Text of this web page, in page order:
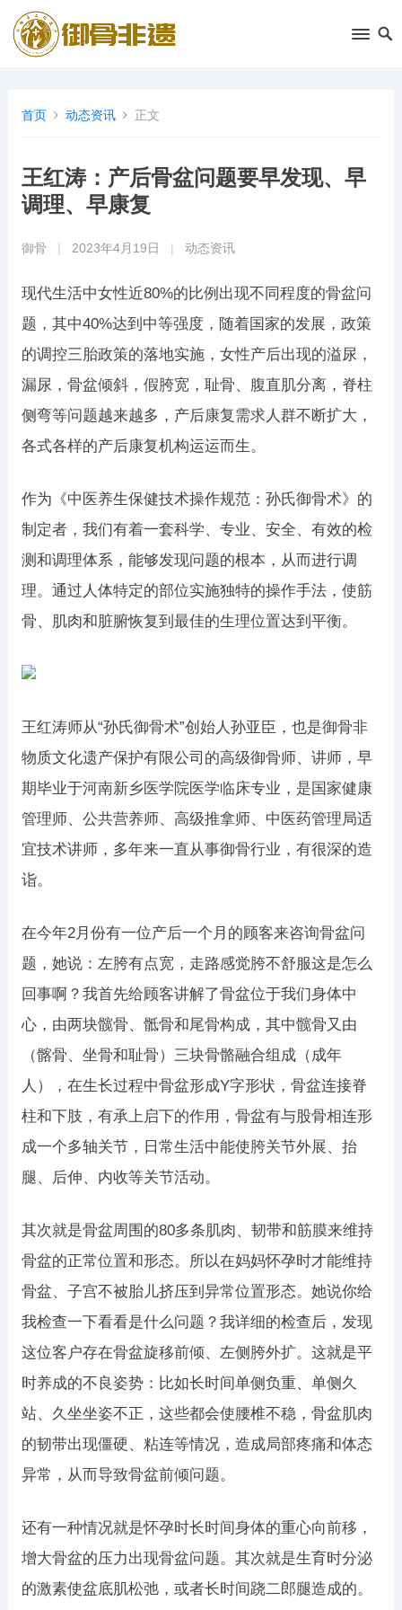
首页 动态资讯 正文
王红涛：产后骨盆问题要早发现、早
调理、早康复
御骨 2023年4月19日 动态资讯
现代生活中女性近80%的比例出现不同程度的骨盆问
题，其中40%达到中等强度，随着国家的发展，政策
的调控三胎政策的落地实施，女性产后出现的溢尿，
漏尿，骨盆倾斜，假胯宽，耻骨、腹直肌分离，脊柱
侧弯等问题越来越多，产后康复需求人群不断扩大，
各式各样的产后康复机构运运而生。
作为《中医养生保健技术操作规范：孙氏御骨术》的
制定者，我们有着一套科学、专业、安全、有效的检
测和调理体系，能够发现问题的根本，从而进行调
理。通过人体特定的部位实施独特的操作手法，使筋
骨、肌肉和脏腑恢复到最佳的生理位置达到平衡。
王红涛师从“孙氏御骨术”创始人孙亚臣，也是御骨非
物质文化遗产保护有限公司的高级御骨师、讲师，早
期毕业于河南新乡医学院医学临床专业，是国家健康
管理师、公共营养师、高级推拿师、中医药管理局适
宜技术讲师，多年来一直从事御骨行业，有很深的造
诣。
在今年2月份有一位产后一个月的顾客来咨询骨盆问
题，她说：左胯有点宽，走路感觉胯不舒服这是怎么
回事啊？我首先给顾客讲解了骨盆位于我们身体中
心，由两块髋骨、骶骨和尾骨构成，其中髋骨又由
（髂骨、坐骨和耻骨）三块骨骼融合组成（成年
人），在生长过程中骨盆形成Y字形状，骨盆连接脊
柱和下肢，有承上启下的作用，骨盆有与股骨相连形
成一个多轴关节，日常生活中能使胯关节外展、抬
腿、后伸、内收等关节活动。
其次就是骨盆周围的80多条肌肉、韧带和筋膜来维持
骨盆的正常位置和形态。所以在妈妈怀孕时才能维持
骨盆、子宫不被胎儿挤压到异常位置形态。她说你给
我检查一下看看是什么问题？我详细的检查后，发现
这位客户存在骨盆旋移前倾、左侧胯外扩。这就是平
时养成的不良姿势：比如长时间单侧负重、单侧久
站、久坐坐姿不正，这些都会使腰椎不稳，骨盆肌肉
的韧带出现僵硬、粘连等情况，造成局部疼痛和体态
异常，从而导致骨盆前倾问题。
还有一种情况就是怀孕时长时间身体的重心向前移，
增大骨盆的压力出现骨盆问题。其次就是生育时分泌
的激素使盆底肌松弛，或者长时间跷二郎腿造成的。